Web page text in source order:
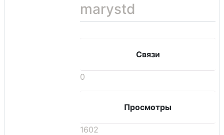
marystd
Связи
0
Просмотры
1602